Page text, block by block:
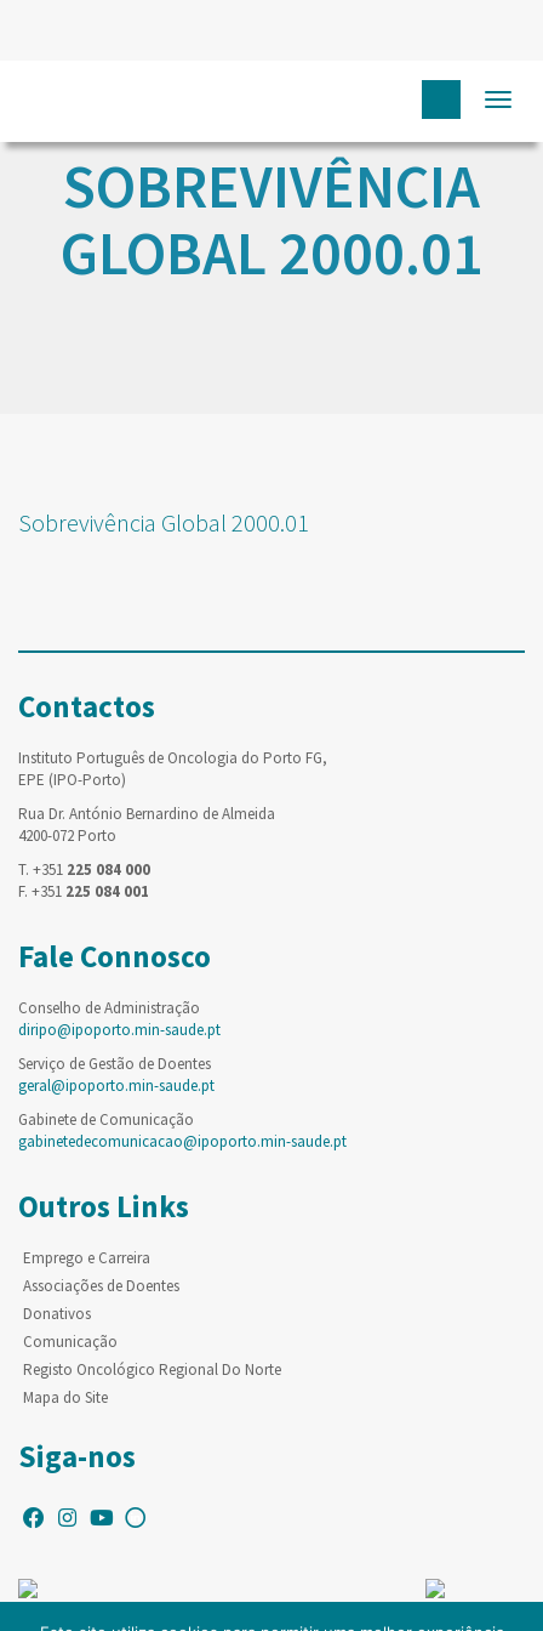
SOBREVIVÊNCIA
GLOBAL 2000.01
Sobrevivência Global 2000.01
Contactos
Instituto Português de Oncologia do Porto FG,
EPE (IPO-Porto)
Rua Dr. António Bernardino de Almeida
4200-072 Porto
T. +351 225 084 000
F. +351 225 084 001
Fale Connosco
Conselho de Administração
diripo@ipoporto.min-saude.pt
Serviço de Gestão de Doentes
geral@ipoporto.min-saude.pt
Gabinete de Comunicação
gabinetedecomunicacao@ipoporto.min-saude.pt
Outros Links
Emprego e Carreira
Associações de Doentes
Donativos
Comunicação
Registo Oncológico Regional Do Norte
Mapa do Site
Siga-nos